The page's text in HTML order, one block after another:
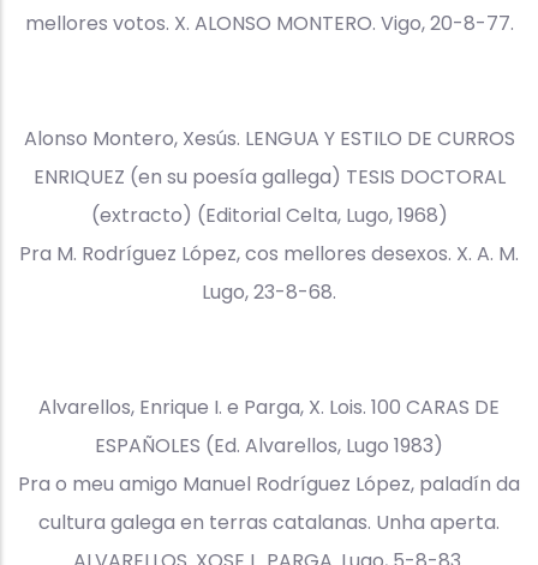
mellores votos. X. ALONSO MONTERO. Vigo, 20-8-77.
Alonso Montero, Xesús. LENGUA Y ESTILO DE CURROS
ENRIQUEZ (en su poesía gallega) TESIS DOCTORAL
(extracto) (Editorial Celta, Lugo, 1968)
Pra M. Rodríguez López, cos mellores desexos. X. A. M.
Lugo, 23-8-68.
Alvarellos, Enrique I. e Parga, X. Lois. 100 CARAS DE
ESPAÑOLES (Ed. Alvarellos, Lugo 1983)
Pra o meu amigo Manuel Rodríguez López, paladín da
cultura galega en terras catalanas. Unha aperta.